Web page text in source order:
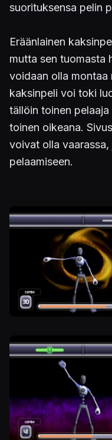
suorituksensa pelin
Eräänlainen
mutta sen tuomasta
voidaan olla montaa
kaksinpeli voi toki
tällöin toinen
toinen oikeana.
voivat olla
pelaamiseen.